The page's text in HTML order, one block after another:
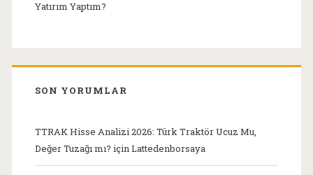
Yatırım Yaptım?
SON YORUMLAR
TTRAK Hisse Analizi 2026: Türk Traktör Ucuz Mu,
Değer Tuzağı mı? içinLattedenborsaya